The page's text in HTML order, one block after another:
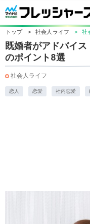
トップ > 社会人ライフ > 社
既婚者がアドバイ
のポイント8選
社会人ライフ
恋人 恋愛 社内恋愛